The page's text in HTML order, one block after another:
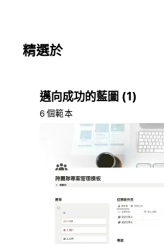
精選於
邁向成功的藍圖 (1)
6 個範本